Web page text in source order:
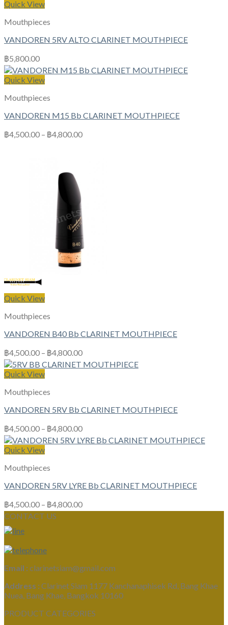
Quick View
Mouthpieces
VANDOREN 5RV ALTO CLARINET MOUTHPIECE
฿5,800.00
Quick View
Mouthpieces
VANDOREN M15 Bb CLARINET MOUTHPIECE
฿4,500.00 – ฿4,800.00
Quick View
Mouthpieces
VANDOREN B40 Bb CLARINET MOUTHPIECE
฿4,500.00 – ฿4,800.00
Quick View
Mouthpieces
VANDOREN 5RV Bb CLARINET MOUTHPIECE
฿4,500.00 – ฿4,800.00
Quick View
Mouthpieces
VANDOREN 5RV LYRE Bb CLARINET MOUTHPIECE
฿4,500.00 – ฿4,800.00
CONTACT US
Email : clarinetsiam@gmail.com
Address : Clarinet Siam 1177 Kanchanaphisek Rd, Bang Khae
Nuea, Bang Khae, Bangkok 10160
PRODUCT CATEGORIES